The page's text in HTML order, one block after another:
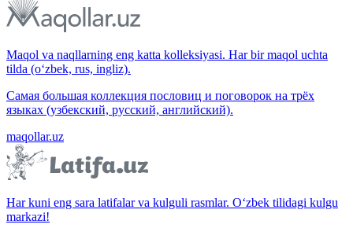
Maqol va naqllarning eng katta kolleksiyasi. Har bir maqol uchta
tilda (o‘zbek, rus, ingliz).
Самая большая коллекция пословиц и поговорок на трёх
языках (узбекский, русский, английский).
maqollar.uz
Har kuni eng sara latifalar va kulguli rasmlar. O‘zbek tilidagi kulgu
markazi!